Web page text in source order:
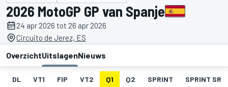
2026 MotoGP GP van Spanje
24 apr 2026 tot 26 apr 2026
Circuito de Jerez, ES
OverzichtUitslagenNieuws
DL VT1 FIP VT2 Q1 Q2 SPRINT SPRINT SR